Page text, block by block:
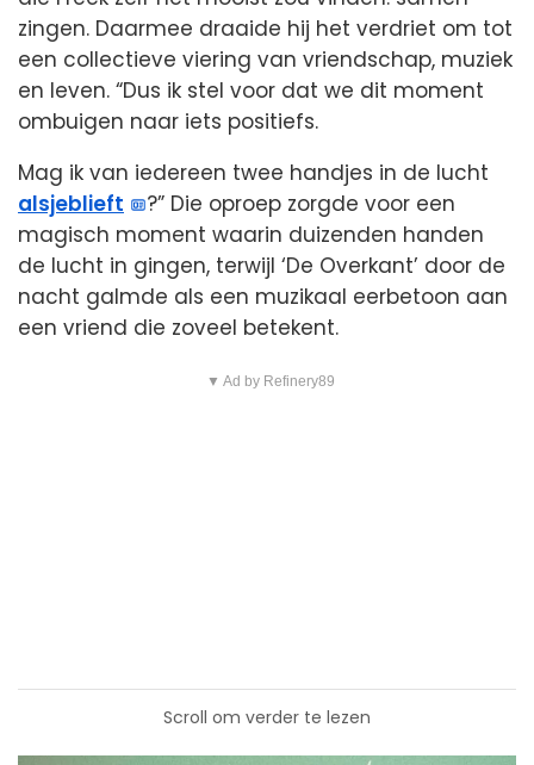
zingen. Daarmee draaide hij het verdriet om tot
een collectieve viering van vriendschap, muziek
en leven. “Dus ik stel voor dat we dit moment
ombuigen naar iets positiefs.
Mag ik van iedereen twee handjes in de lucht
alsjeblieft
?” Die oproep zorgde voor een
magisch moment waarin duizenden handen
de lucht in gingen, terwijl ‘De Overkant’ door de
nacht galmde als een muzikaal eerbetoon aan
een vriend die zoveel betekent.
▼ Ad by Refinery89
Scroll om verder te lezen